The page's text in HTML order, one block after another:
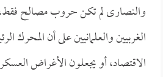
والنصارى لم تكن حروب مصالح
الغربيين والعلمانيين على أن المحرك
الاقتصاد، أو يجعلون الأغراض